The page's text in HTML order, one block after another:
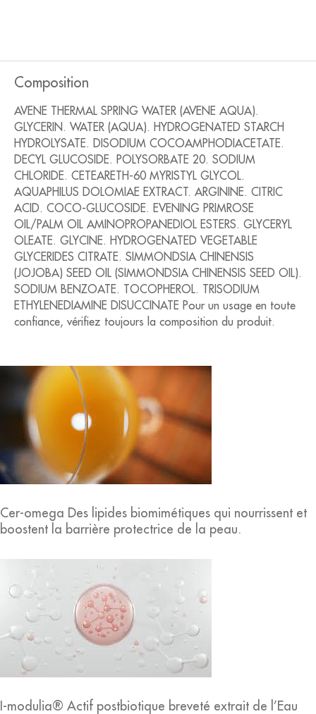
Composition
AVENE THERMAL SPRING WATER (AVENE AQUA).
GLYCERIN. WATER (AQUA). HYDROGENATED STARCH
HYDROLYSATE. DISODIUM COCOAMPHODIACETATE.
DECYL GLUCOSIDE. POLYSORBATE 20. SODIUM
CHLORIDE. CETEARETH-60 MYRISTYL GLYCOL.
AQUAPHILUS DOLOMIAE EXTRACT. ARGININE. CITRIC
ACID. COCO-GLUCOSIDE. EVENING PRIMROSE
OIL/PALM OIL AMINOPROPANEDIOL ESTERS. GLYCERYL
OLEATE. GLYCINE. HYDROGENATED VEGETABLE
GLYCERIDES CITRATE. SIMMONDSIA CHINENSIS
(JOJOBA) SEED OIL (SIMMONDSIA CHINENSIS SEED OIL).
SODIUM BENZOATE. TOCOPHEROL. TRISODIUM
ETHYLENEDIAMINE DISUCCINATE Pour un usage en toute
confiance, vérifiez toujours la composition du produit.
Cer-omega Des lipides biomimétiques qui nourrissent et
boostent la barrière protectrice de la peau.
I-modulia® Actif postbiotique breveté extrait de l’Eau